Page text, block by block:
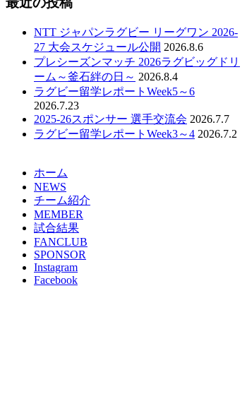
NTT ジャパンラグビー リーグワン 2026-
27 大会スケジュール公開 2026.8.6
プレシーズンマッチ 2026ラグビッグドリ
ーム～釜石絆の日～ 2026.8.4
ラグビー留学レポートWeek5～6
2026.7.23
2025-26スポンサー 選手交流会 2026.7.7
ラグビー留学レポートWeek3～4 2026.7.2
ホーム
NEWS
チーム紹介
MEMBER
試合結果
FANCLUB
SPONSOR
Instagram
Facebook